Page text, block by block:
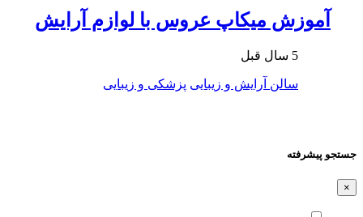
آموزش ميكاپ عروس با لوازم آرايش
5 سال قبل
سالن آرایش و زیبایی پزشکی و زیبایی
جستجو پیشرفته
×